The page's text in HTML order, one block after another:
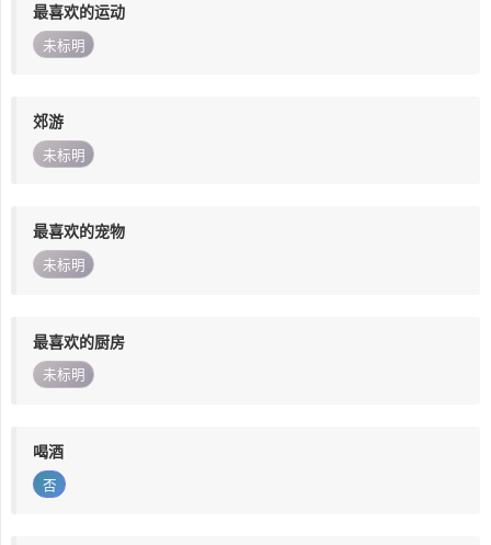
最喜欢的运动
未标明
郊游
未标明
最喜欢的宠物
未标明
最喜欢的厨房
未标明
喝酒
否